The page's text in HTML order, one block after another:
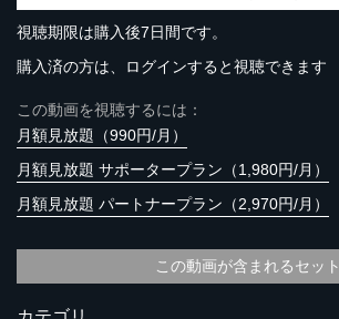
視聴期限は購入後7日間です。
購入済の方は、ログインすると視聴できます
この動画を視聴するには：
月額見放題（990円/月）
月額見放題 サポータープラン（1,980円/月）
月額見放題 パートナープラン（2,970円/月）
この動画が含まれるセット